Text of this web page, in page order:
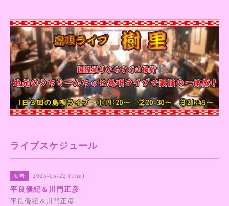
ライブスケジュール
唄者 2025-05-22 (Thu)
平良優紀＆川門正彦
平良優紀＆川門正彦